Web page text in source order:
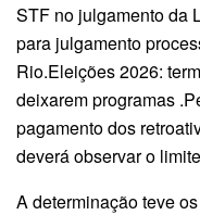
STF no julgamento da
para julgamento
Rio.Eleições 2026:
deixarem programas
pagamento dos
deverá observar o
A determinação teve